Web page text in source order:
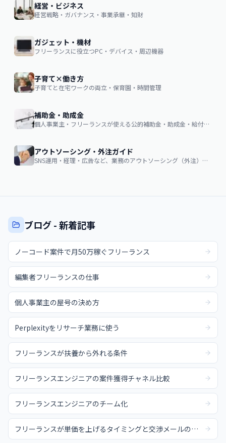
経営・ビジネス
経営戦略・ガバナンス・事業承継・知財
ガジェット・機材
フリーランスに役立つPC・デバイス・周辺機器
子育て×働き方
子育てと在宅ワークの両立・保育園・時間管理
補助金・助成金
個人事業主・フリーランスが使える公的補助金・助成金・給付金の申請ガイド
アウトソーシング・外注ガイド
SNS運用・経理・広告など、業務のアウトソーシング（外注）を検討する企業・個人向け。費用相場・依頼の流れ・失敗しない選び方
ブログ - 新着記事
ノーコード案件で月50万稼ぐフリーランス
編集者フリーランスの仕事
個人事業主の屋号の決め方
Perplexityをリサーチ業務に使う
フリーランスが扶養から外れる条件
フリーランスエンジニアの案件獲得チャネル比較
フリーランスエンジニアのチーム化
フリーランスが単価を上げるタイミングと交渉メールの例文